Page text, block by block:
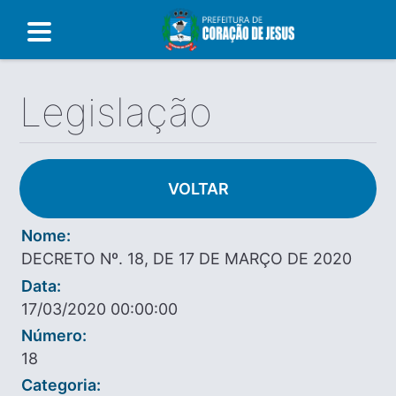
Legislação
VOLTAR
Nome:
DECRETO Nº. 18, DE 17 DE MARÇO DE 2020
Data:
17/03/2020 00:00:00
Número:
18
Categoria: